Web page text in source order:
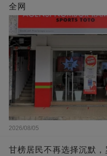
全网
2026/08/05
甘榜居民不再选择沉默